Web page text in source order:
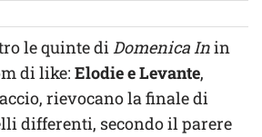
le quinte diDomenica Inin
di like: Elodie e Levante,
rievocano la finale di
differenti, secondo il parere